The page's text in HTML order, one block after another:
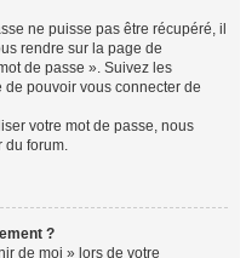
ne puisse pas être récupéré, il
rendre sur la page de
de passe ». Suivez les
pouvoir vous connecter de
votre mot de passe, nous
du forum.
?
de moi » lors de votre